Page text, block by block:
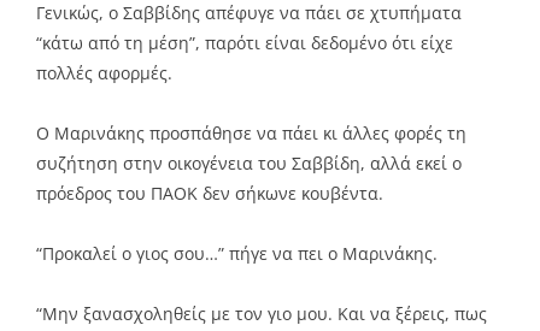
Γενικώς, ο Σαββίδης απέφυγε να πάει σε χτυπήματα
“κάτω από τη μέση”, παρότι είναι δεδομένο ότι είχε
πολλές αφορμές.
Ο Μαρινάκης προσπάθησε να πάει κι άλλες φορές τη
συζήτηση στην οικογένεια του Σαββίδη, αλλά εκεί ο
πρόεδρος του ΠΑΟΚ δεν σήκωνε κουβέντα.
“Προκαλεί ο γιος σου…” πήγε να πει ο Μαρινάκης.
“Μην ξανασχοληθείς με τον γιο μου. Και να ξέρεις, πως